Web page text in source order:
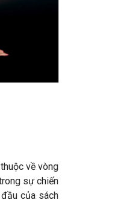
về vòng
sự chiến
của sách